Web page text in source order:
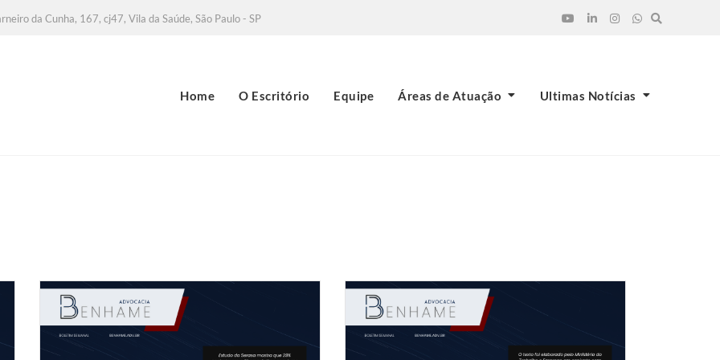
da Cunha, 167, cj47, Vila da Saúde, São Paulo - SP
Home O Escritório Equipe Áreas de Atuação Ultimas Notícias